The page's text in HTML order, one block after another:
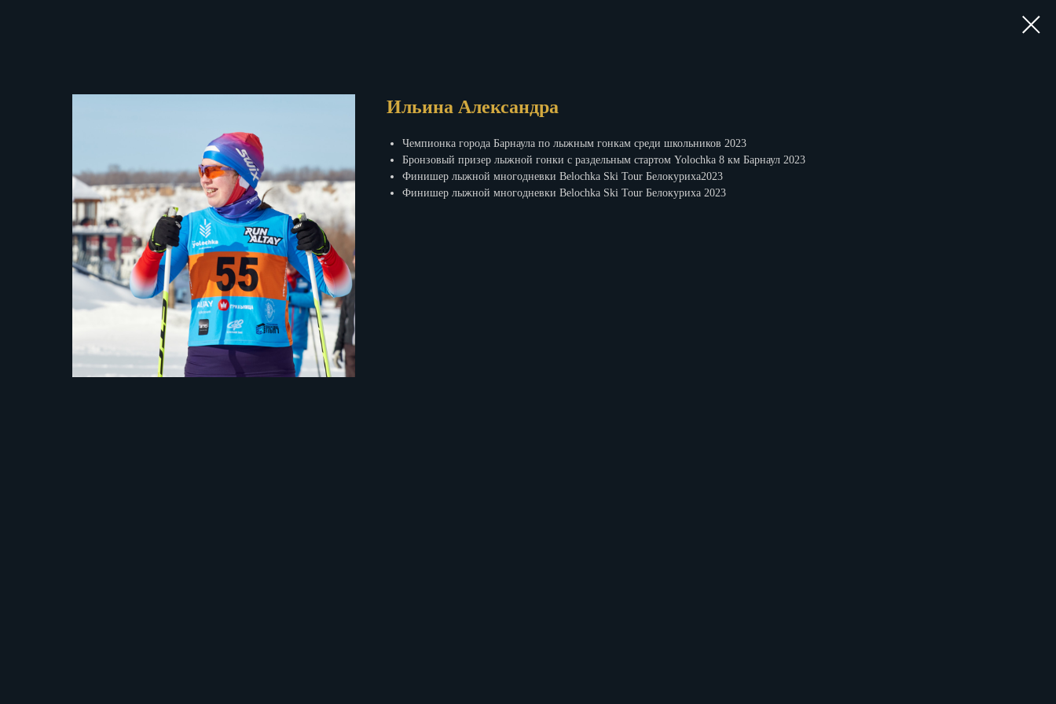
Ильина Александра
Чемпионка города Барнаула по лыжным гонкам среди школьников 2023
Бронзовый призер лыжной гонки с раздельным стартом Yolochka 8 км Барнаул 2023
Финишер лыжной многодневки Belochka Ski Tour Белокуриха2023
Финишер лыжной многодневки Belochka Ski Tour Белокуриха 2023